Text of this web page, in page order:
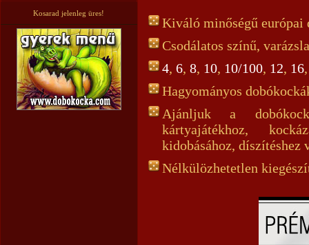
Kosarad jelenleg üres!
Kiváló minőségű európai
Csodálatos színű,
4, 6, 8, 10, 10/100, 12, 16
Hagyományos
Ajánljuk a
kártyajátékhoz,
kidobásához, díszítéshez
Nélkülözhetetlen